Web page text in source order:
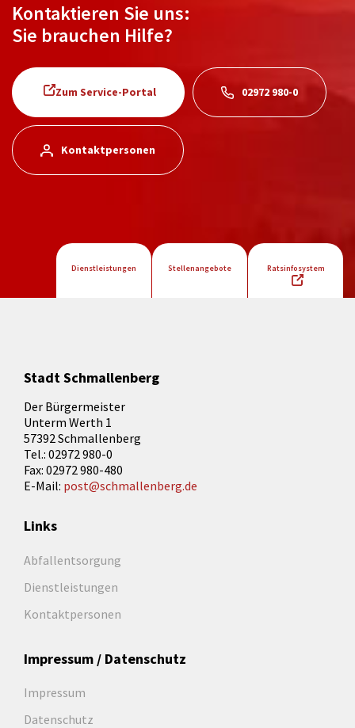
Kontaktieren Sie uns:
Sie brauchen Hilfe?
Zum Service-Portal 02972 980-0
Kontaktpersonen
Dienstleistungen Stellenangebote Ratsinfosystem
Stadt Schmallenberg
Der Bürgermeister
Unterm Werth 1
57392 Schmallenberg
Tel.: 02972 980-0
Fax: 02972 980-480
E-Mail: post@schmallenberg.de
Links
Abfallentsorgung
Dienstleistungen
Kontaktpersonen
Impressum / Datenschutz
Impressum
Datenschutz